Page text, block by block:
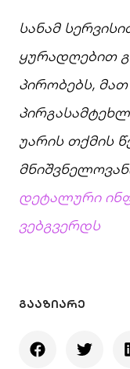
სანამ
ყურადღებით
პირობებს,
უარის თქმის
დეტალური
ვებგვერდს
ᲒᲐᲐᲖᲘᲐᲠᲔ